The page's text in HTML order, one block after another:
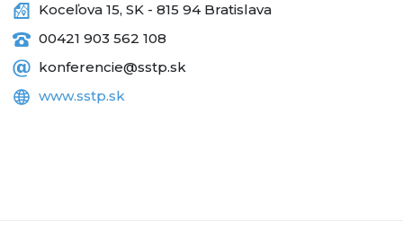
Koceľova 15, SK - 815 94 Bratislava
00421 903 562 108
konferencie@sstp.sk
www.sstp.sk